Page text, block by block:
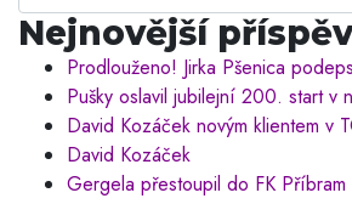
Nejnovější
Prodlouženo! Jirka Pšenica
Pušky oslavil jubilejní 200. start v
David Kozáček novým klientem v
David Kozáček
Gergela přestoupil do FK Příbram